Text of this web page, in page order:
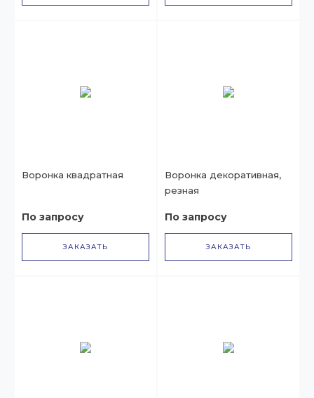
Воронка квадратная
По запросу
ЗАКАЗАТЬ
Воронка декоративная,
резная
По запросу
ЗАКАЗАТЬ